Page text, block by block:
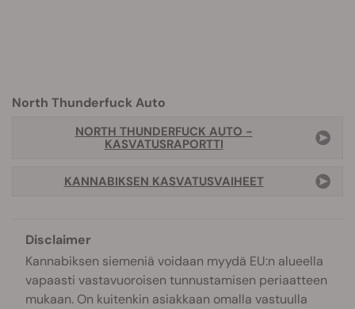
North Thunderfuck Auto
NORTH THUNDERFUCK AUTO -
KASVATUSRAPORTTI
KANNABIKSEN KASVATUSVAIHEET
Disclaimer
Kannabiksen siemeniä voidaan myydä EU:n alueella
vapaasti vastavuoroisen tunnustamisen periaatteen
mukaan. On kuitenkin asiakkaan omalla vastuulla